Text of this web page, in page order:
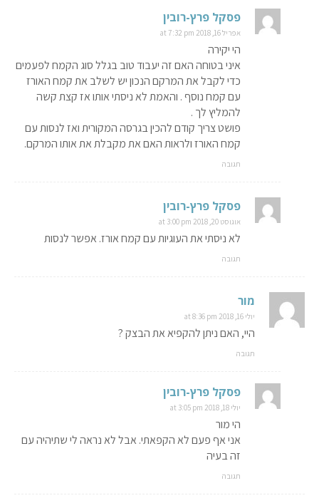
פסקל פרץ-רובין
אפריל 16, 2018 at 7:32 pm
הי יקירה
איני בטוחה האם זה יעבוד טוב בגלל סוג הקמח לפעמים
כדי לקבל את המרקם הנכון יש לשלב את קמח האורז
עם קמח נוסף . והאמת לא ניסתי אותו אז קצת קשה
להמליץ לך .
פושט צריך קודם להכין בגרסה המקורית ואז לנסות עם
קמח האורז ולראות האם את מקבלת את אותו המרקם.
תגובה
פסקל פרץ-רובין
אוגוסט 20, 2018 at 3:00 pm
לא ניסתי את העוגיות עם קמח אורז. אפשר לנסות
תגובה
מור
יולי 16, 2018 at 8:36 pm
היי, האם ניתן להקפיא את הבצק ?
תגובה
פסקל פרץ-רובין
יולי 18, 2018 at 3:05 pm
הי מור
אני אף פעם לא הקפאתי. אבל לא נראה לי שתיהיה עם
זה בעיה
תגובה